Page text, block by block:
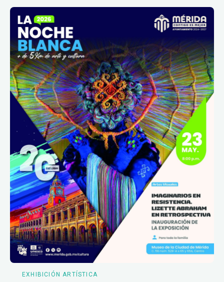
EXHIBICIÓN ARTÍSTICA